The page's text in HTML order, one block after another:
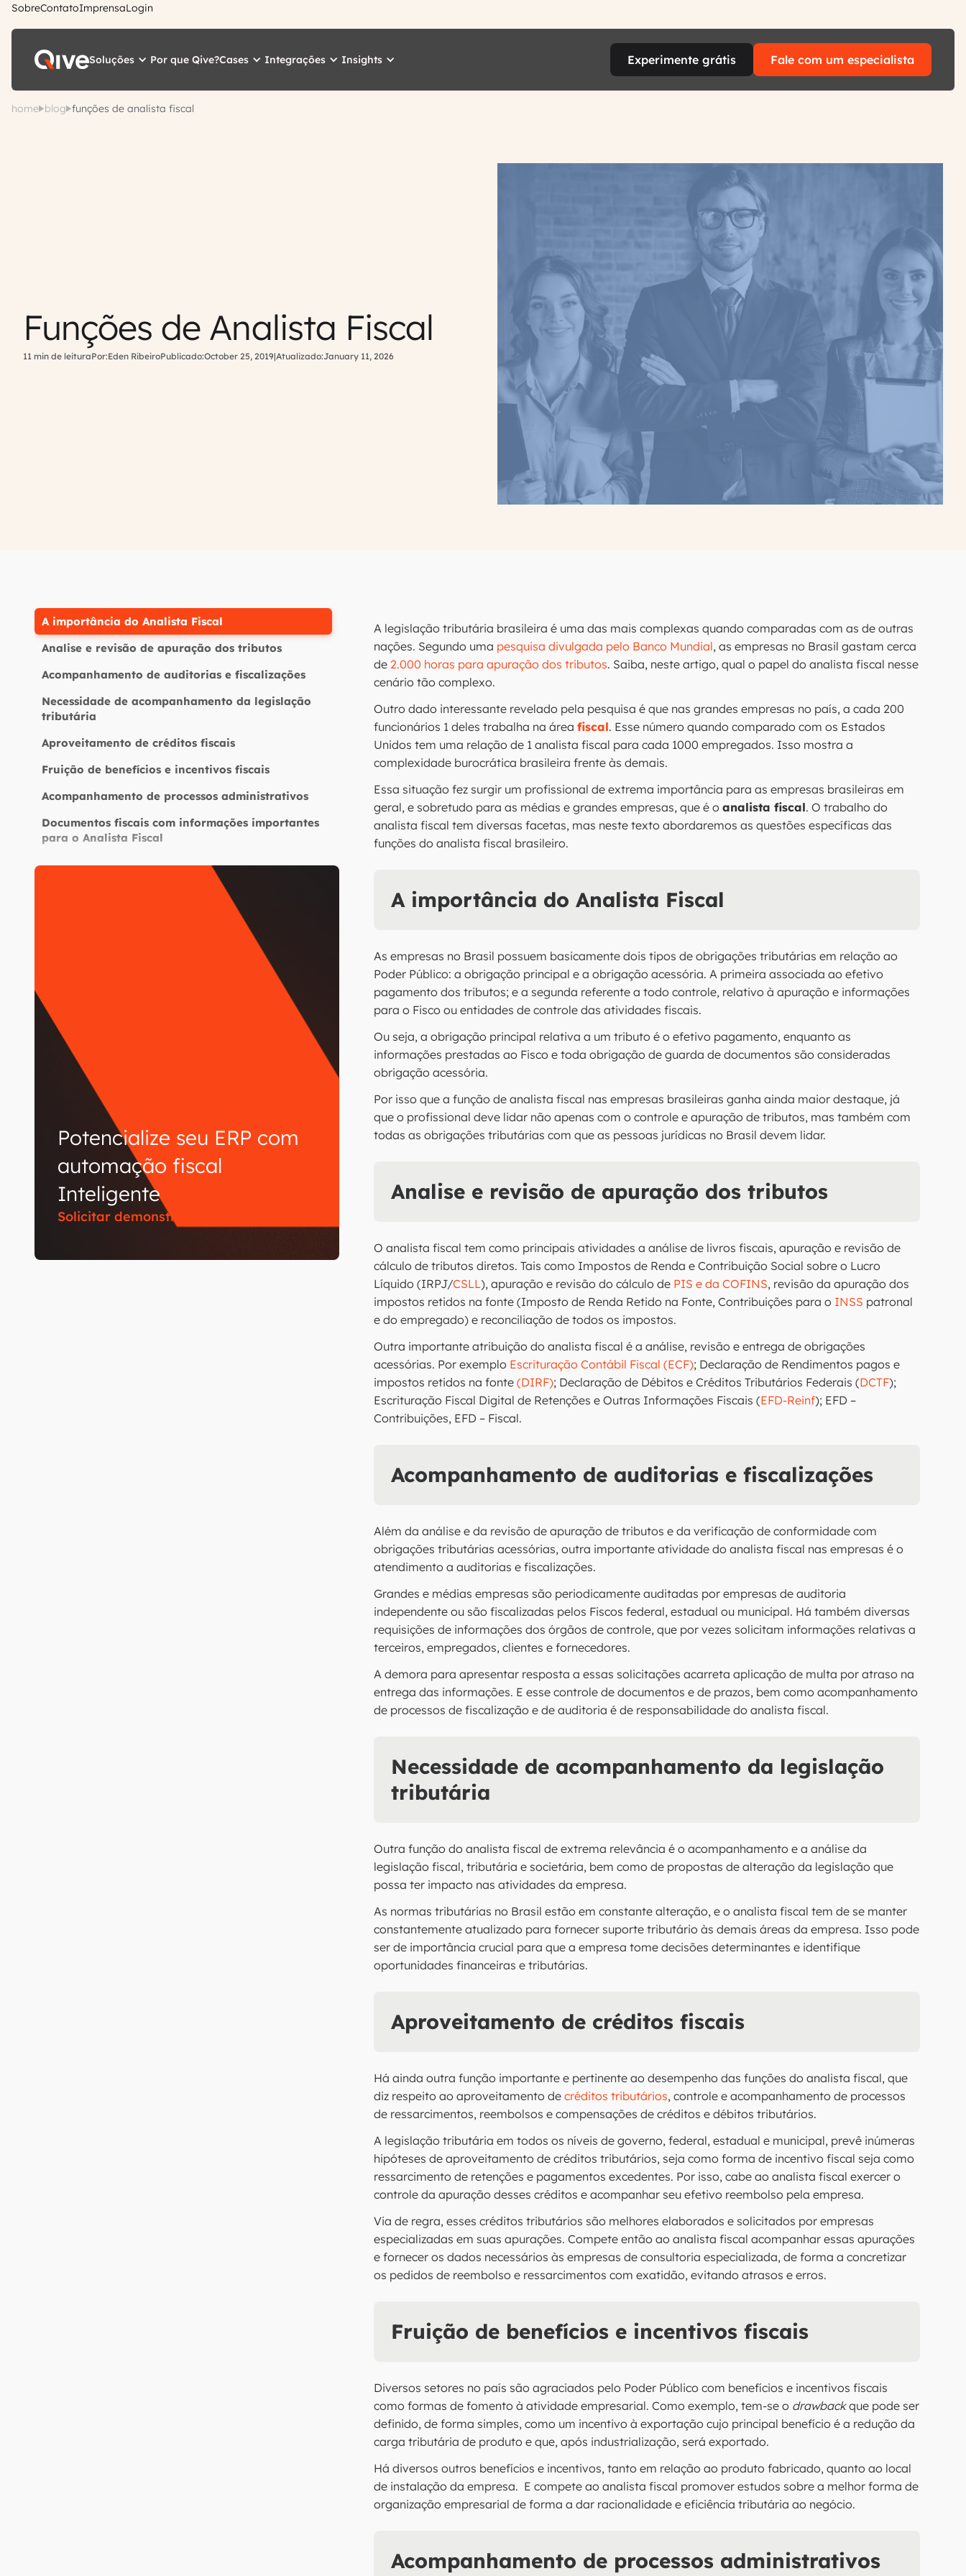
SobreContatoImprensaLogin
Soluções Por que Qive?Cases Integrações Insights Experimente grátis Fale com um especialista
home blog funções de analista fiscal
Funções de Analista Fiscal
11 min de leituraPor:Eden RibeiroPublicado:October 25, 2019|Atualizado:January 11, 2026
A importância do Analista Fiscal
Analise e revisão de apuração dos tributos
Acompanhamento de auditorias e fiscalizações
Necessidade de acompanhamento da legislação
tributária
Aproveitamento de créditos fiscais
Fruição de benefícios e incentivos fiscais
Acompanhamento de processos administrativos
Documentos fiscais com informações importantes
para o Analista Fiscal
Potencialize seu ERP com
automação fiscal
Inteligente
Solicitar demonstração
A legislação tributária brasileira é uma das mais complexas quando comparadas com as de outras
nações. Segundo uma pesquisa divulgada pelo Banco Mundial, as empresas no Brasil gastam cerca
de 2.000 horas para apuração dos tributos. Saiba, neste artigo, qual o papel do analista fiscal nesse
cenário tão complexo.
Outro dado interessante revelado pela pesquisa é que nas grandes empresas no país, a cada 200
funcionários 1 deles trabalha na área fiscal. Esse número quando comparado com os Estados
Unidos tem uma relação de 1 analista fiscal para cada 1000 empregados. Isso mostra a
complexidade burocrática brasileira frente às demais.
Essa situação fez surgir um profissional de extrema importância para as empresas brasileiras em
geral, e sobretudo para as médias e grandes empresas, que é o analista fiscal. O trabalho do
analista fiscal tem diversas facetas, mas neste texto abordaremos as questões específicas das
funções do analista fiscal brasileiro.
A importância do Analista Fiscal
As empresas no Brasil possuem basicamente dois tipos de obrigações tributárias em relação ao
Poder Público: a obrigação principal e a obrigação acessória. A primeira associada ao efetivo
pagamento dos tributos; e a segunda referente a todo controle, relativo à apuração e informações
para o Fisco ou entidades de controle das atividades fiscais.
Ou seja, a obrigação principal relativa a um tributo é o efetivo pagamento, enquanto as
informações prestadas ao Fisco e toda obrigação de guarda de documentos são consideradas
obrigação acessória.
Por isso que a função de analista fiscal nas empresas brasileiras ganha ainda maior destaque, já
que o profissional deve lidar não apenas com o controle e apuração de tributos, mas também com
todas as obrigações tributárias com que as pessoas jurídicas no Brasil devem lidar.
Analise e revisão de apuração dos tributos
O analista fiscal tem como principais atividades a análise de livros fiscais, apuração e revisão de
cálculo de tributos diretos. Tais como Impostos de Renda e Contribuição Social sobre o Lucro
Líquido (IRPJ/CSLL), apuração e revisão do cálculo de PIS e da COFINS, revisão da apuração dos
impostos retidos na fonte (Imposto de Renda Retido na Fonte, Contribuições para o INSS patronal
e do empregado) e reconciliação de todos os impostos.
Outra importante atribuição do analista fiscal é a análise, revisão e entrega de obrigações
acessórias. Por exemplo Escrituração Contábil Fiscal (ECF); Declaração de Rendimentos pagos e
impostos retidos na fonte (DIRF); Declaração de Débitos e Créditos Tributários Federais (DCTF);
Escrituração Fiscal Digital de Retenções e Outras Informações Fiscais (EFD-Reinf); EFD –
Contribuições, EFD – Fiscal.
Acompanhamento de auditorias e fiscalizações
Além da análise e da revisão de apuração de tributos e da verificação de conformidade com
obrigações tributárias acessórias, outra importante atividade do analista fiscal nas empresas é o
atendimento a auditorias e fiscalizações.
Grandes e médias empresas são periodicamente auditadas por empresas de auditoria
independente ou são fiscalizadas pelos Fiscos federal, estadual ou municipal. Há também diversas
requisições de informações dos órgãos de controle, que por vezes solicitam informações relativas a
terceiros, empregados, clientes e fornecedores.
A demora para apresentar resposta a essas solicitações acarreta aplicação de multa por atraso na
entrega das informações. E esse controle de documentos e de prazos, bem como acompanhamento
de processos de fiscalização e de auditoria é de responsabilidade do analista fiscal.
Necessidade de acompanhamento da legislação
tributária
Outra função do analista fiscal de extrema relevância é o acompanhamento e a análise da
legislação fiscal, tributária e societária, bem como de propostas de alteração da legislação que
possa ter impacto nas atividades da empresa.
As normas tributárias no Brasil estão em constante alteração, e o analista fiscal tem de se manter
constantemente atualizado para fornecer suporte tributário às demais áreas da empresa. Isso pode
ser de importância crucial para que a empresa tome decisões determinantes e identifique
oportunidades financeiras e tributárias.
Aproveitamento de créditos fiscais
Há ainda outra função importante e pertinente ao desempenho das funções do analista fiscal, que
diz respeito ao aproveitamento de créditos tributários, controle e acompanhamento de processos
de ressarcimentos, reembolsos e compensações de créditos e débitos tributários.
A legislação tributária em todos os níveis de governo, federal, estadual e municipal, prevê inúmeras
hipóteses de aproveitamento de créditos tributários, seja como forma de incentivo fiscal seja como
ressarcimento de retenções e pagamentos excedentes. Por isso, cabe ao analista fiscal exercer o
controle da apuração desses créditos e acompanhar seu efetivo reembolso pela empresa.
Via de regra, esses créditos tributários são melhores elaborados e solicitados por empresas
especializadas em suas apurações. Compete então ao analista fiscal acompanhar essas apurações
e fornecer os dados necessários às empresas de consultoria especializada, de forma a concretizar
os pedidos de reembolso e ressarcimentos com exatidão, evitando atrasos e erros.
Fruição de benefícios e incentivos fiscais
Diversos setores no país são agraciados pelo Poder Público com benefícios e incentivos fiscais
como formas de fomento à atividade empresarial. Como exemplo, tem-se o drawbackque pode ser
definido, de forma simples, como um incentivo à exportação cujo principal benefício é a redução da
carga tributária de produto e que, após industrialização, será exportado.
Há diversos outros benefícios e incentivos, tanto em relação ao produto fabricado, quanto ao local
de instalação da empresa. E compete ao analista fiscal promover estudos sobre a melhor forma de
organização empresarial de forma a dar racionalidade e eficiência tributária ao negócio.
Acompanhamento de processos administrativos